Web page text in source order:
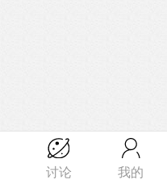
讨论 我的